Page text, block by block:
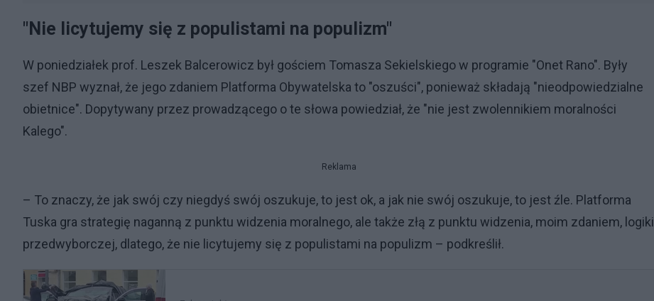
"Nie licytujemy się z populistami na populizm"
W poniedziałek prof. Leszek Balcerowicz był gościem Tomasza Sekielskiego w programie "Onet Rano". Były
szef NBP wyznał, że jego zdaniem Platforma Obywatelska to "oszuści", ponieważ składają "nieodpowiedzialne
obietnice". Dopytywany przez prowadzącego o te słowa powiedział, że "nie jest zwolennikiem moralności
Kalego".
Reklama
– To znaczy, że jak swój czy niegdyś swój oszukuje, to jest ok, a jak nie swój oszukuje, to jest źle. Platforma
Tuska gra strategię naganną z punktu widzenia moralnego, ale także złą z punktu widzenia, moim zdaniem, logiki
przedwyborczej, dlatego, że nie licytujemy się z populistami na populizm – podkreślił.